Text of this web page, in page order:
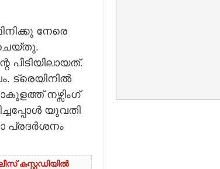
നേരെ
പിടിയിലായത്.
ട്രെയിനിൽ
നഴ്സിംഗ്
യുവതി
പ്രദർശനം
കസ്റ്റഡിയിൽ